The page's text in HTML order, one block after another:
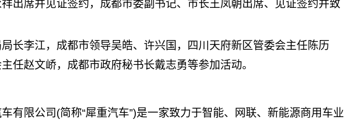
出席并见证签约，成都市委副书记、市长王凤朝出席、见证签约并致
长李江，成都市领导吴皓、许兴国，四川天府新区管委会主任陈历
任赵文峤，成都市政府秘书长戴志勇等参加活动。
有限公司(简称“犀重汽车”)是一家致力于智能、网联、新能源商用车业